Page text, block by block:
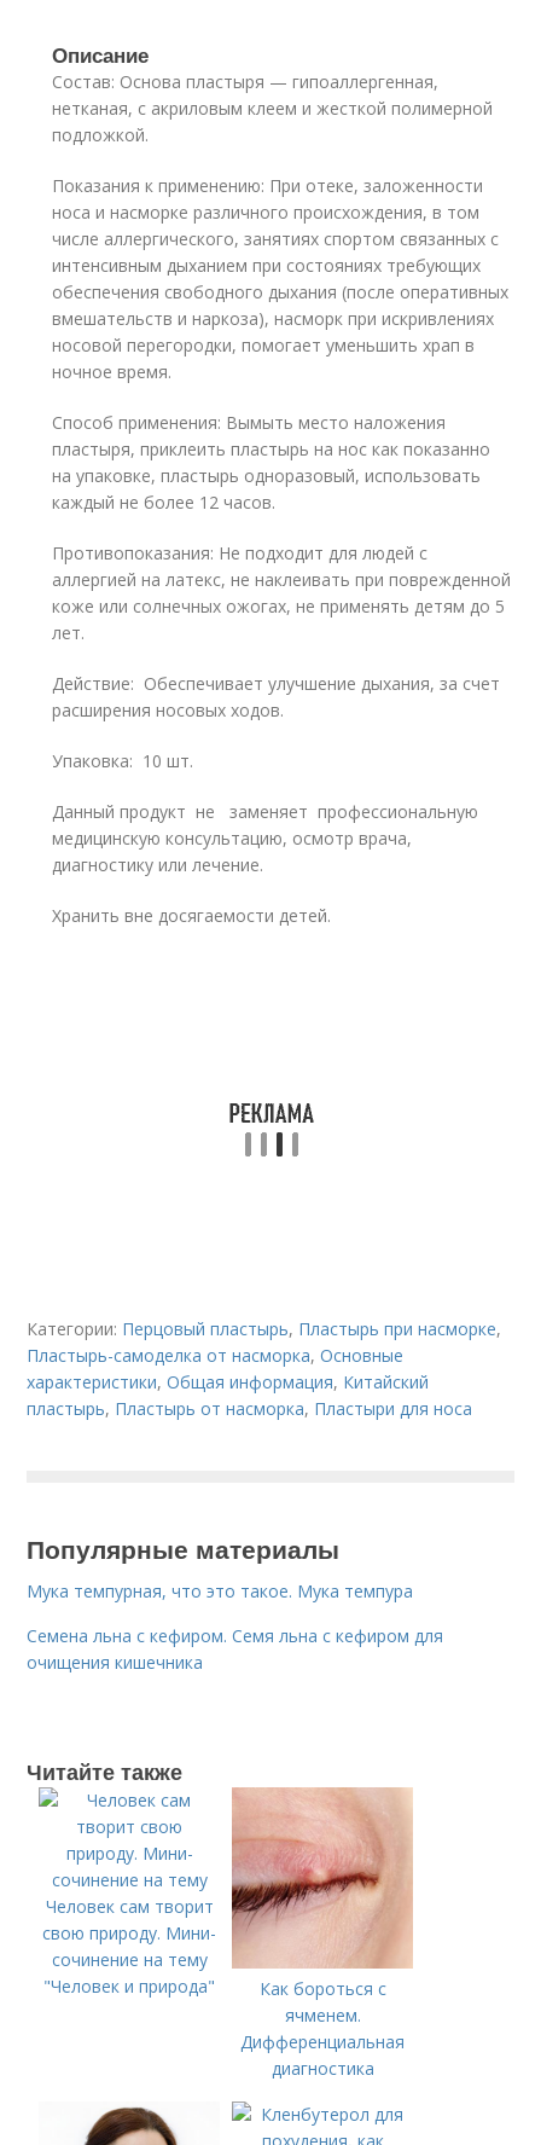
Описание
Состав: Основа пластыря — гипоаллергенная,
нетканая, с акриловым клеем и жесткой полимерной
подложкой.
Показания к применению: При отеке, заложенности
носа и насморке различного происхождения, в том
числе аллергического, занятиях спортом связанных с
интенсивным дыханием при состояниях требующих
обеспечения свободного дыхания (после оперативных
вмешательств и наркоза), насморк при искривлениях
носовой перегородки, помогает уменьшить храп в
ночное время.
Способ применения: Вымыть место наложения
пластыря, приклеить пластырь на нос как показанно
на упаковке, пластырь одноразовый, использовать
каждый не более 12 часов.
Противопоказания: Не подходит для людей с
аллергией на латекс, не наклеивать при поврежденной
коже или солнечных ожогах, не применять детям до 5
лет.
Действие: Обеспечивает улучшение дыхания, за счет
расширения носовых ходов.
Упаковка: 10 шт.
Данный продукт не заменяет профессиональную
медицинскую консультацию, осмотр врача,
диагностику или лечение.
Хранить вне досягаемости детей.
Категории: Перцовый пластырь, Пластырь при насморке,
Пластырь-самоделка от насморка,Основные
характеристики,Общая информация, Китайский
пластырь, Пластырь от насморка, Пластыри для носа
Популярные материалы
Мука темпурная, что это такое. Мука темпура
Семена льна с кефиром. Семя льна с кефиром для
очищения кишечника
Читайте также
Человек сам творит
свою природу. Мини-
сочинение на тему
"Человек и природа"
Как бороться с
ячменем.
Дифференциальная
диагностика